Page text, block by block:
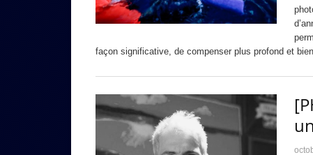
façon significative, de compenser plus profond et